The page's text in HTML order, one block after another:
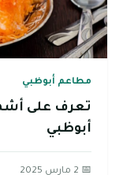
مطاعم أبوظبي
تعرف على
أبوظبي
📅 2 مارس 2025